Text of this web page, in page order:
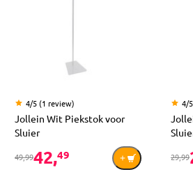
4/5 (1 review)
Jollein Wit Piekstok voor
Sluier
49,9942,49
4/
29,99